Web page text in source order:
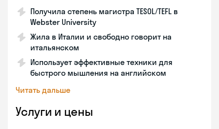
Получила степень магистра TESOL/TEFL в
Webster University
Жила в Италии и свободно говорит на
итальянском
Использует эффективные техники для
быстрого мышления на английском
Читать дальше
Услуги и цены